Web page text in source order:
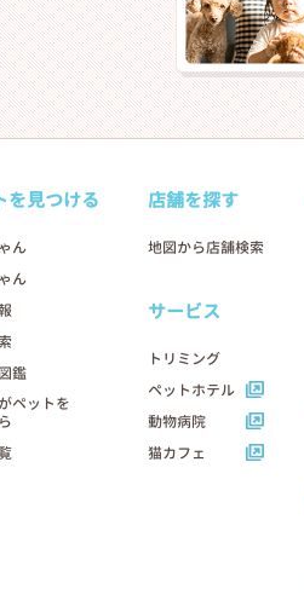
2026年03月06日
❮
を見つける
ん
ん
鑑
ペットを
店舗を探す
地図から店舗検索
サービス
トリミング
ペットホテル
動物病院
猫カフェ